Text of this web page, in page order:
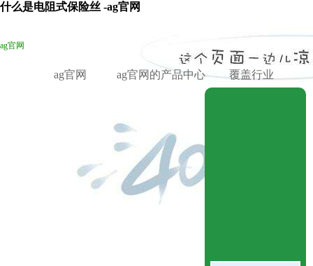
什么是电阻式保险丝 -ag官网
ag官网
ag官网 ag官网的产品中心 覆盖行业